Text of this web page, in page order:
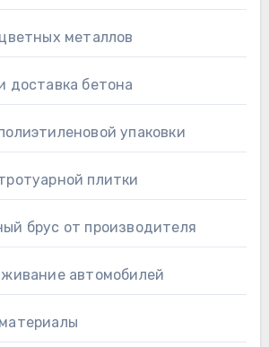
металлов
доставка бетона
упаковки
плитки
брус от производителя
автомобилей